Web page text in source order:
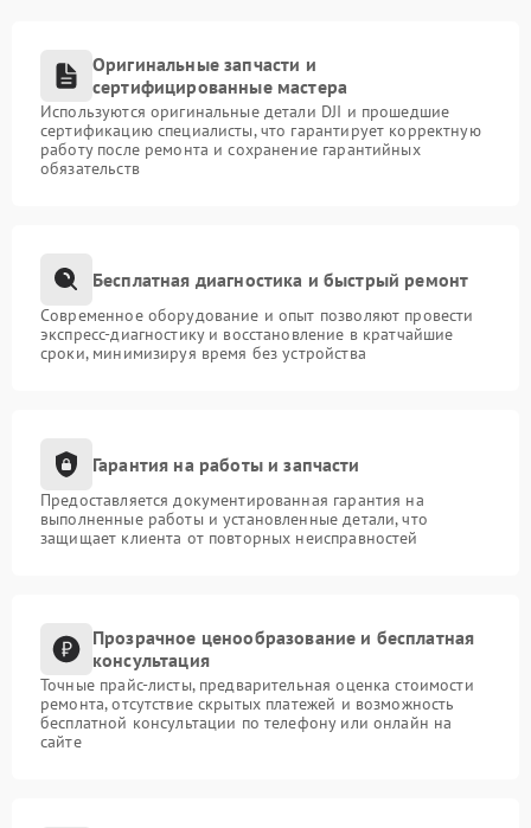
Оригинальные запчасти и
сертифицированные мастера
Используются оригинальные детали DJI и прошедшие
сертификацию специалисты, что гарантирует корректную
работу после ремонта и сохранение гарантийных
обязательств
Бесплатная диагностика и быстрый ремонт
Современное оборудование и опыт позволяют провести
экспресс-диагностику и восстановление в кратчайшие
сроки, минимизируя время без устройства
Гарантия на работы и запчасти
Предоставляется документированная гарантия на
выполненные работы и установленные детали, что
защищает клиента от повторных неисправностей
Прозрачное ценообразование и бесплатная
консультация
Точные прайс-листы, предварительная оценка стоимости
ремонта, отсутствие скрытых платежей и возможность
бесплатной консультации по телефону или онлайн на
сайте